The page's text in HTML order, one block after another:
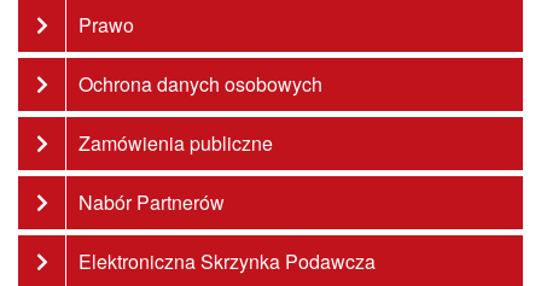
Prawo
Ochrona danych osobowych
Zamówienia publiczne
Nabór Partnerów
Elektroniczna Skrzynka Podawcza